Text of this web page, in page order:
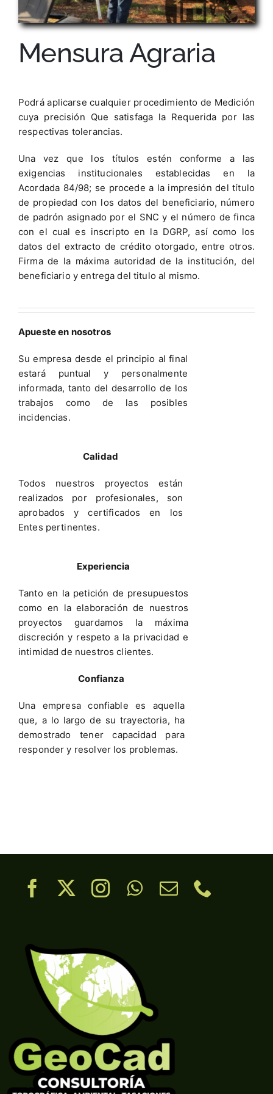
Mensura Agraria
Podrá aplicarse cualquier procedimiento de Medición
cuya precisión Que satisfaga la Requerida por las
respectivas tolerancias.
Una vez que los títulos estén conforme a las
exigencias institucionales establecidas en la
Acordada 84/98; se procede a la impresión del título
de propiedad con los datos del beneficiario, número
de padrón asignado por el SNC y el número de finca
con el cual es inscripto en la DGRP, así como los
datos del extracto de crédito otorgado, entre otros.
Firma de la máxima autoridad de la institución, del
beneficiario y entrega del titulo al mismo.
Apueste en nosotros
Su empresa desde el principio al final
estará puntual y personalmente
informada, tanto del desarrollo de los
trabajos como de las posibles
incidencias.
Calidad
Todos nuestros proyectos están
realizados por profesionales, son
aprobados y certificados en los
Entes pertinentes.
Experiencia
Tanto en la petición de presupuestos
como en la elaboración de nuestros
proyectos guardamos la máxima
discreción y respeto a la privacidad e
intimidad de nuestros clientes.
Confianza
Una empresa confiable es aquella
que, a lo largo de su trayectoria, ha
demostrado tener capacidad para
responder y resolver los problemas.